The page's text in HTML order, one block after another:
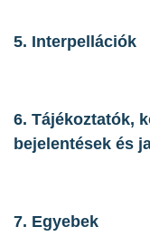
5. Interpellációk
6. Tájékoztatók,
bejelentések és
7. Egyebek